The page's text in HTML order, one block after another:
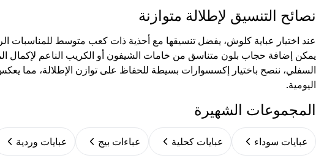
نصائح التنسيق لإطلالة متوازنة
عند اختيار عباية كلوش، يفضل تنسيقها مع أحذية ذات كعب متوسط للمناسبات
يمكن إضافة حجاب بلون متناسق من خامات الشيفون أو الكريب الناعم لإكمال
السفلي، ننصح باختيار إكسسوارات بسيطة للحفاظ على توازن الإطلالة، مما
اليومية.
المجموعات الشهيرة
عبايات سوداء عبايات كحلية عباءات بيج عبايات وردية